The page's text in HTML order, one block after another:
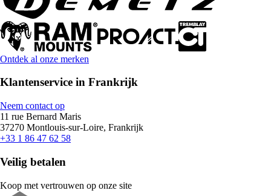
Ontdek al onze merken
Klantenservice in Frankrijk
Neem contact op
11 rue Bernard Maris
37270 Montlouis-sur-Loire, Frankrijk
+33 1 86 47 62 58
Veilig betalen
Koop met vertrouwen op onze site